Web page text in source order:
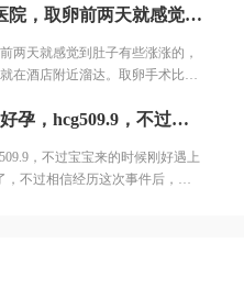
高挑，哎扯远了。医生病情问得
也会根据卵泡的生长情况，调整
便利，楼下有超市和餐厅总的来
早上我们大概提前40分钟到达医院，取卵前两天就感觉到肚子有些涨涨的，所以促排后面几天都不敢再到处晃悠了，就在酒店附近溜达。取卵手术比较顺利，术后肚子有一点疼，不过可以忍受。取了12个卵，正常受精了11个。取卵后生殖顾问交代了术后注意事项，多吃高蛋白的食物，多喝水多排尿，2个星期内禁止运动和性生活。然后胚胎这边有任何进展都会第一时间告知我们。
两天就感觉到肚子有些涨涨的，
在酒店附近溜达。取卵手术比较
高蛋白的食物，多喝水多排尿，
成功移植1枚男胚，14天后成功好孕，hcg509.9，不过宝宝来的时候刚好遇上疫情，足足在家呆了1个多月，差点憋坏了，不过相信经历这次事件后，宝宝会更加茁壮的成长。
，不过宝宝来的时候刚好遇上
不过相信经历这次事件后，宝